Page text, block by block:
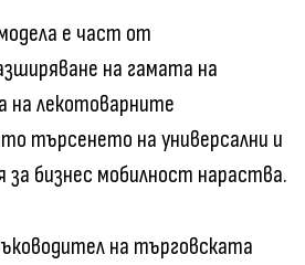
е част от
на гамата на
на лекотоварните
търсенето на универсални и
за бизнес мобилност нараства.
на търговската